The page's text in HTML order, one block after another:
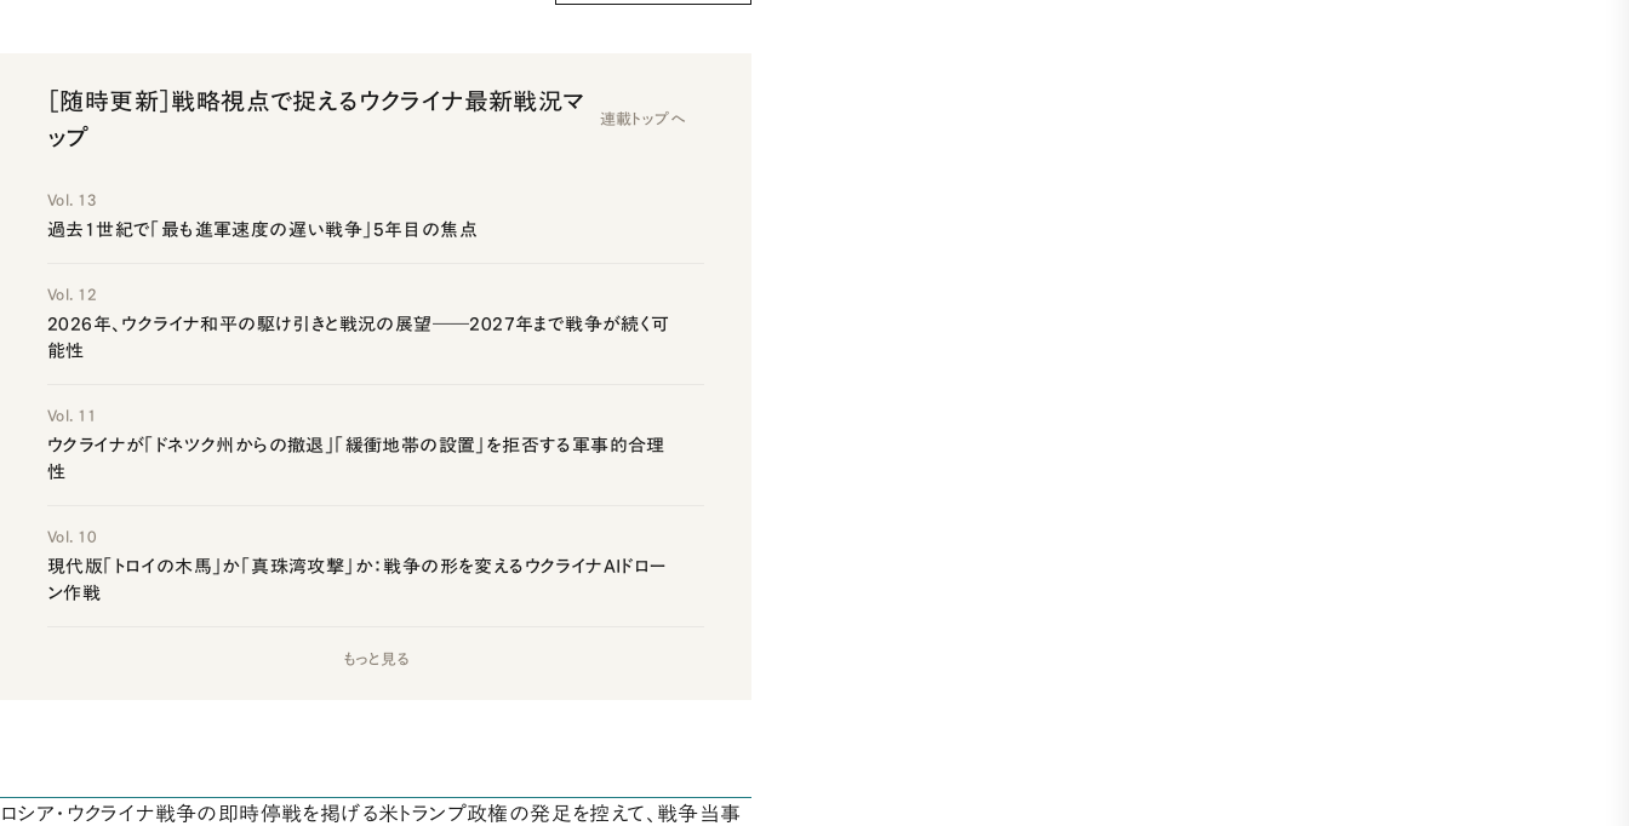
［随時更新］戦略視点で捉えるウクライナ最新戦況マ
ップ
連載トップへ
Vol. 13
過去1世紀で「最も進軍速度の遅い戦争」5年目の焦点
Vol. 12
2026年、ウクライナ和平の駆け引きと戦況の展望――2027年まで戦争が続く可
能性
Vol. 11
ウクライナが「ドネツク州からの撤退」「緩衝地帯の設置」を拒否する軍事的合理
性
Vol. 10
現代版「トロイの木馬」か「真珠湾攻撃」か：戦争の形を変えるウクライナAIドロー
ン作戦
もっと見る
ロシア・ウクライナ戦争の即時停戦を掲げる米トランプ政権の発足を控えて、戦争当事